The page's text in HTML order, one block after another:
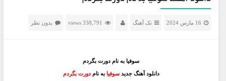
16 مارس 2024 تک آهنگ 338,791 views بدون نظر
سوفیا به نام دورت بگردم
دانلود آهنگ جديدسوفیا به نام دورت بگردم